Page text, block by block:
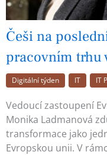
Češi na
pracovním trhu
Digitální týden IT IT
Vedoucí zastoupení
Monika Ladmanová
transformace jako
Evropskou unii. V